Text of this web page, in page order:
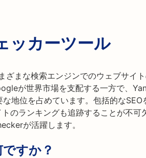
ッカーツール
ざまな検索エンジンでのウェブサイ
が世界市場を支配する一方で、
地位を占めています。包括的なSEO
のランキングも追跡することが不可
が活躍します。
すか？